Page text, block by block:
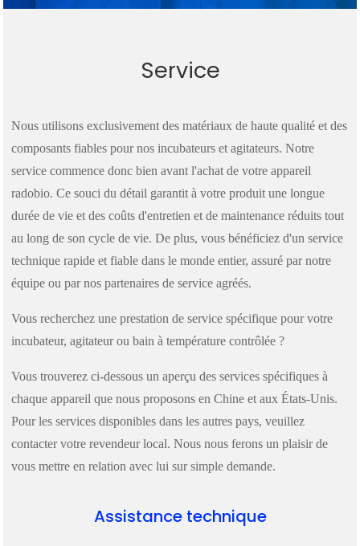
Service
Nous utilisons exclusivement des matériaux de haute qualité et des
composants fiables pour nos incubateurs et agitateurs. Notre
service commence donc bien avant l'achat de votre appareil
radobio. Ce souci du détail garantit à votre produit une longue
durée de vie et des coûts d'entretien et de maintenance réduits tout
au long de son cycle de vie. De plus, vous bénéficiez d'un service
technique rapide et fiable dans le monde entier, assuré par notre
équipe ou par nos partenaires de service agréés.
Vous recherchez une prestation de service spécifique pour votre
incubateur, agitateur ou bain à température contrôlée ?
Vous trouverez ci-dessous un aperçu des services spécifiques à
chaque appareil que nous proposons en Chine et aux États-Unis.
Pour les services disponibles dans les autres pays, veuillez
contacter votre revendeur local. Nous nous ferons un plaisir de
vous mettre en relation avec lui sur simple demande.
Assistance technique